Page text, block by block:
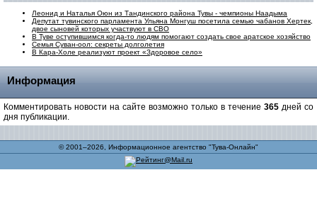
Леонид и Наталья Оюн из Тандинского района Тувы - чемпионы Наадыма
Депутат тувинского парламента Ульяна Монгуш посетила семью чабанов Хертек,
двое сыновей которых участвуют в СВО
В Туве оступившимся когда-то людям помогают создать свое аратское хозяйство
Семья Суван-оол: секреты долголетия
В Кара-Холе реализуют проект «Здоровое село»
Информация
Комментировать новости на сайте возможно только в течение 365 дней со
дня публикации.
© 2001–2026, Информационное агентство "Тува-Онлайн"